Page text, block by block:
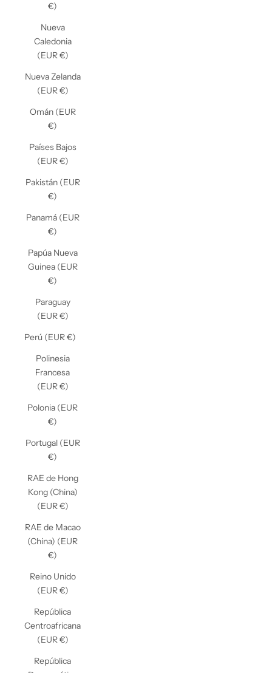
€)
Nueva
Caledonia
(EUR €)
Nueva Zelanda
(EUR €)
Omán (EUR
€)
Países Bajos
(EUR €)
Pakistán (EUR
€)
Panamá (EUR
€)
Papúa Nueva
Guinea (EUR
€)
Paraguay
(EUR €)
Perú (EUR €)
Polinesia
Francesa
(EUR €)
Polonia (EUR
€)
Portugal (EUR
€)
RAE de Hong
Kong (China)
(EUR €)
RAE de Macao
(China) (EUR
€)
Reino Unido
(EUR €)
República
Centroafricana
(EUR €)
República